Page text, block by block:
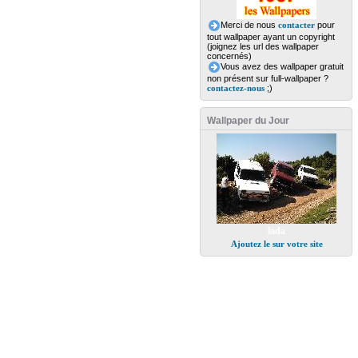
Merci de nous contacterpour
tout wallpaper ayant un copyright
(joignez les url des wallpaper
concernés)
Vous avez des wallpaper gratuit
non présent sur full-wallpaper ?
contactez-nous;)
Wallpaper du Jour
Ajoutez le sur votre site